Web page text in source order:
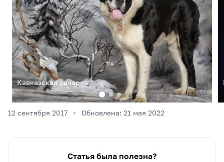
Кавказская овчарка
12 сентября 2017 Обновлена: 21 мая 2022
Статья была полезна?